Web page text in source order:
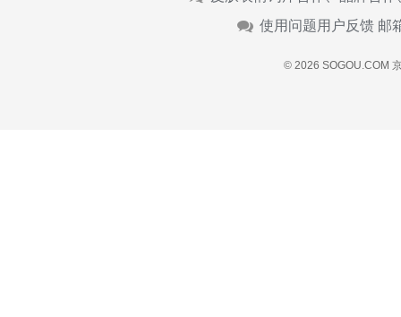
使用问题用户反馈 邮
© 2026 SOGOU.COM